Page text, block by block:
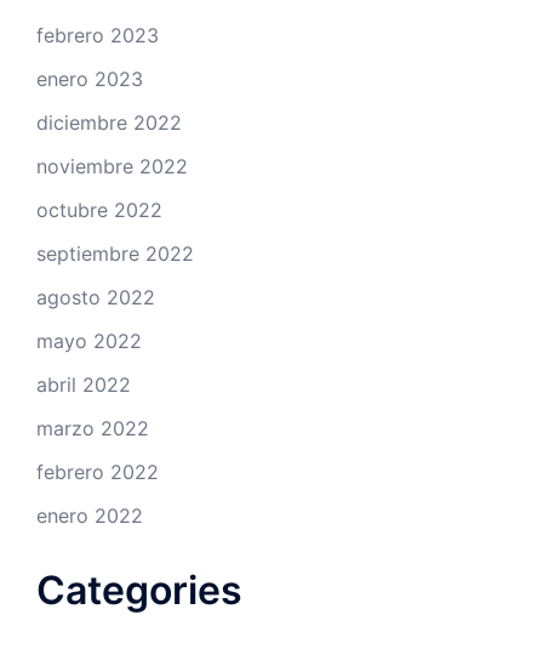
febrero 2023
enero 2023
diciembre 2022
noviembre 2022
octubre 2022
septiembre 2022
agosto 2022
mayo 2022
abril 2022
marzo 2022
febrero 2022
enero 2022
Categories